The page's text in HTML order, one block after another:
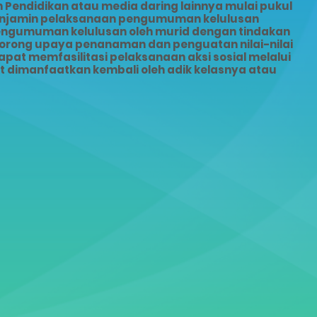
atau media daring lainnya mulai pukul
pelaksanaan pengumuman kelulusan
kelulusan oleh murid dengan tindakan
upaya penanaman dan penguatan nilai-nilai
memfasilitasi pelaksanaan aksi sosial melalui
kembali oleh adik kelasnya atau